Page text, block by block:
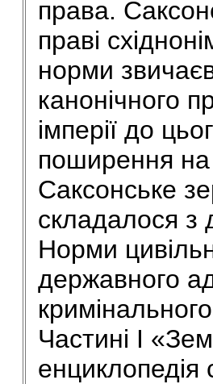
права.
праві
норми
канонічного
імперії до
поширення на
Саксонське
складалося з
Норми
державного
Частині І
енциклопедія